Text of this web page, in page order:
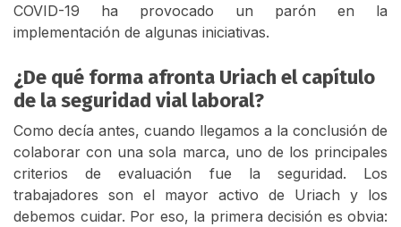
COVID-19 ha provocado un parón en la
implementación de algunas iniciativas.
¿De qué forma afronta Uriach el capítulo
de la seguridad vial laboral?
Como decía antes, cuando llegamos a la conclusión de
colaborar con una sola marca, uno de los principales
criterios de evaluación fue la seguridad. Los
trabajadores son el mayor activo de Uriach y los
debemos cuidar. Por eso, la primera decisión es obvia: